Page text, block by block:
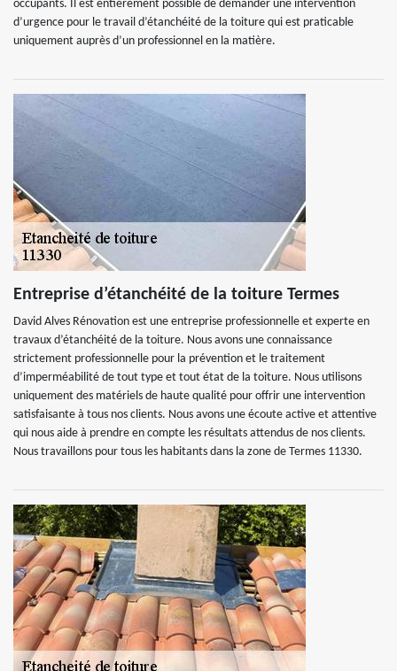
occupants. Il est entièrement possible de demander une intervention
d’urgence pour le travail d’étanchéité de la toiture qui est praticable
uniquement auprès d’un professionnel en la matière.
Entreprise d’étanchéité de la toiture Termes
David Alves Rénovation est une entreprise professionnelle et experte en
travaux d’étanchéité de la toiture. Nous avons une connaissance
strictement professionnelle pour la prévention et le traitement
d’imperméabilité de tout type et tout état de la toiture. Nous utilisons
uniquement des matériels de haute qualité pour offrir une intervention
satisfaisante à tous nos clients. Nous avons une écoute active et attentive
qui nous aide à prendre en compte les résultats attendus de nos clients.
Nous travaillons pour tous les habitants dans la zone de Termes 11330.